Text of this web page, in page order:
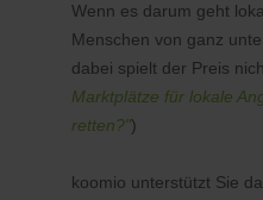
Wenn es darum geht
Menschen von ganz
dabei spielt der Preis
Marktplätze für lokale
retten?")
koomio unterstützt Sie